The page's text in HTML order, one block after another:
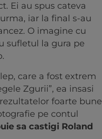
Ei au spus cateva
iar la final s-au
O imagine cu
sufletul la gura pe
care a fost extrem
Zgurii”, ea insasi
foarte bune
pe contul
sa castigi Roland